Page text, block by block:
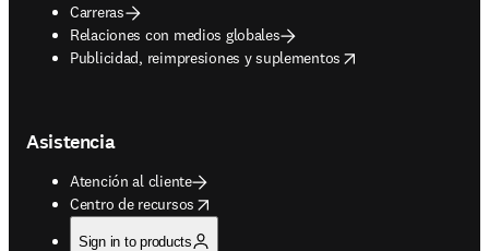
Carreras
Relaciones con medios globales
Publicidad, reimpresiones y suplementos
opens in new tab/window
Asistencia
Atención al cliente
Centro de recursos
opens in new tab/window
Sign in to products